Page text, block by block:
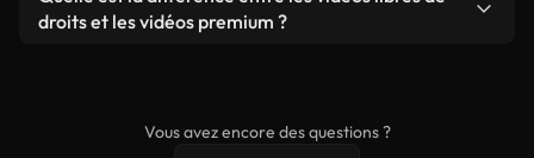
prêtes à l'emploi.
remixer nos vidéos. Assurez-vous simplement que
droits et les vidéos premium ?
résolution 4K et des protections de licence
Vous avez encore des questions ?